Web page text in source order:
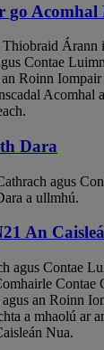
go
Árann
Contae
Roinn
Acomhal
Dara
agus
a ullmhú.
An
agus Contae
Contae
an Roinn
a mhaolú ar
Nua.